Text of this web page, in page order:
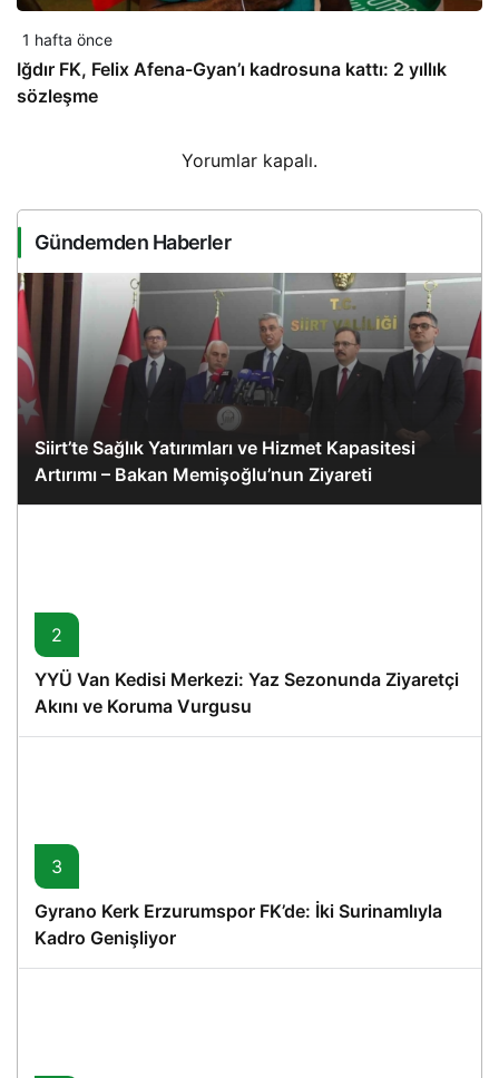
1 hafta önce
Iğdır FK, Felix Afena-Gyan’ı kadrosuna kattı: 2 yıllık
sözleşme
Yorumlar kapalı.
Gündemden Haberler
Siirt’te Sağlık Yatırımları ve Hizmet Kapasitesi
Artırımı – Bakan Memişoğlu’nun Ziyareti
2
YYÜ Van Kedisi Merkezi: Yaz Sezonunda Ziyaretçi
Akını ve Koruma Vurgusu
3
Gyrano Kerk Erzurumspor FK’de: İki Surinamlıyla
Kadro Genişliyor